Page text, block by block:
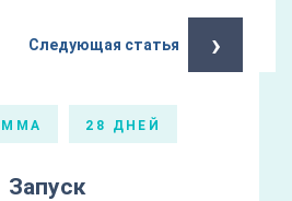
Следующая статья ›
28 ДНЕЙ
Запуск